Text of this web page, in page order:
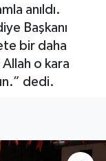
anıldı.
Başkanı
bir daha
Allah o kara
dedi.